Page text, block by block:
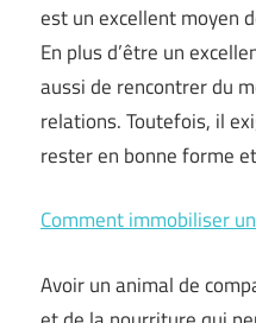
est un excellent moyen
En plus d’être un
aussi de rencontrer du
relations. Toutefois, il
rester en bonne forme
Comment immobiliser
Avoir un animal de